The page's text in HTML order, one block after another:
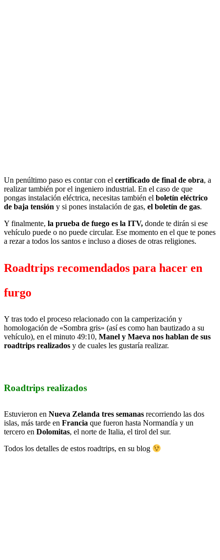
Un penúltimo paso es contar con el certificado de final de obra, a
realizar también por el ingeniero industrial. En el caso de que
pongas instalación eléctrica, necesitas también el boletín eléctrico
de baja tensión y si pones instalación de gas, el boletín de gas.
Y finalmente, la prueba de fuego es la ITV, donde te dirán si ese
vehículo puede o no puede circular. Ese momento en el que te pones
a rezar a todos los santos e incluso a dioses de otras religiones.
Roadtrips recomendados para hacer en
furgo
Y tras todo el proceso relacionado con la camperización y
homologación de «Sombra gris» (así es como han bautizado a su
vehículo), en el minuto 49:10, Manel y Maeva nos hablan de sus
roadtrips realizados y de cuales les gustaría realizar.
Roadtrips realizados
Estuvieron en Nueva Zelanda tres semanas recorriendo las dos
islas, más tarde en Francia que fueron hasta Normandía y un
tercero en Dolomitas, el norte de Italia, el tirol del sur.
Todos los detalles de estos roadtrips, en su blog